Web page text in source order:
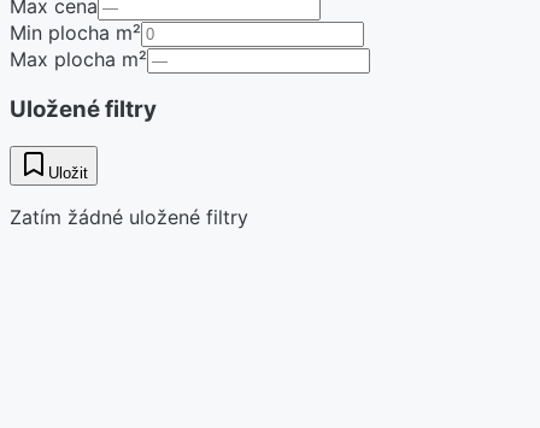
Max cena
Min plocha m²
Max plocha m²
Uložené filtry
Uložit
Zatím žádné uložené filtry